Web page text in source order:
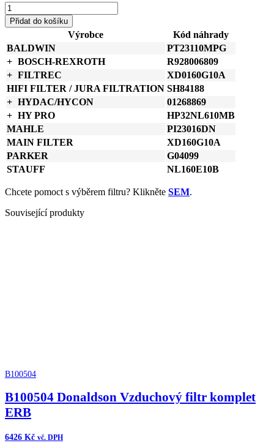
P571371
Donaldson
Hydraulický
vložka
DT
množství
Přidat do košíku
Výrobce
Kód náhrady
BALDWIN
PT23110MPG
BOSCH-REXROTH
R928006809
FILTREC
XD0160G10A
HIFI FILTER / JURA FILTRATION SH84188
HYDAC/HYCON
01268869
HY PRO
HP32NL610MB
MAHLE
PI23016DN
MAIN FILTER
XD160G10A
PARKER
G04099
STAUFF
NL160E10B
Chcete pomoct s výběrem filtru? Klikněte SEM.
Související produkty
B100504
B100504 Donaldson Vzduchový filtr komplet
ERB
6426 Kč vč. DPH